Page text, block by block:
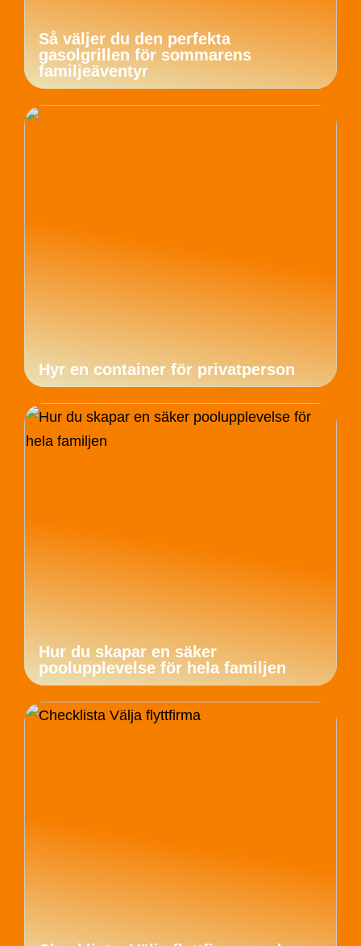
Så väljer du den perfekta
gasolgrillen för sommarens
familjeäventyr
Hyr en container för privatperson
Hur du skapar en säker
poolupplevelse för hela familjen